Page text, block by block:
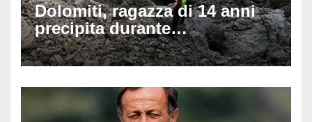
Dolomiti, ragazza di 14 anni
precipita durante
un’escursione: tragedia sul
Latemar davanti alla famiglia